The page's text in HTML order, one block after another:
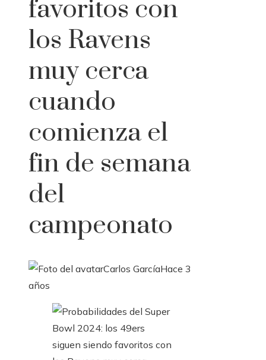
favoritos con
los Ravens
muy cerca
cuando
comienza el
fin de semana
del
campeonato
Carlos GarcíaHace 3
años